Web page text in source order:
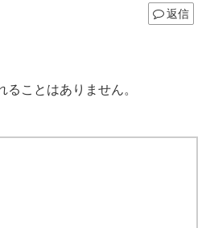
返信
ることはありません。